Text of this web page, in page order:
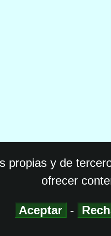
propias y de
ofrecer
Aceptar -